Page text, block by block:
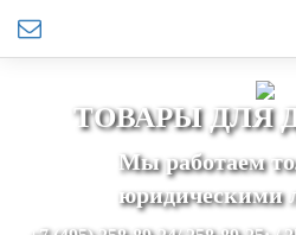
ТОВАРЫ ДЛЯ
Мы работаем
юридическими